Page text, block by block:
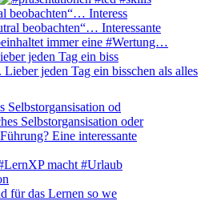
beobachten“… Interess
jeden Tag ein biss
Selbstorgansisation od
für das Lernen so we